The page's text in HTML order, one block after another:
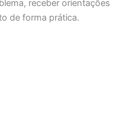
receber orientações
de forma prática.